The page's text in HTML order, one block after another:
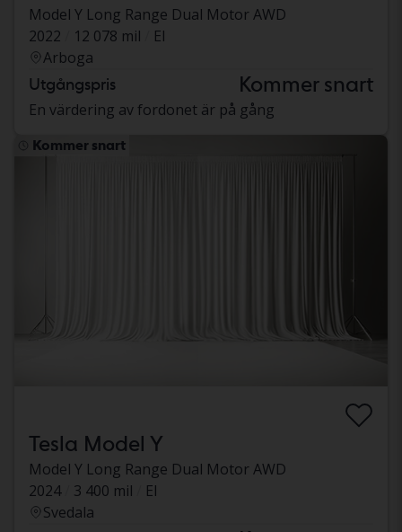
Model Y Long Range Dual Motor AWD
2022
12 078 mil
El
Arboga
Utgångspris Kommer snart
En värdering av fordonet är på gång
Kommer snart
Tesla Model Y
Model Y Long Range Dual Motor AWD
2024
3 400 mil
El
Svedala